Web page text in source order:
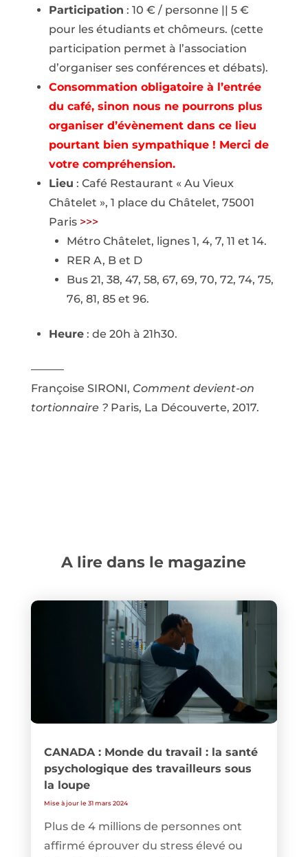
Participation : 10 € / personne || 5 €
pour les étudiants et chômeurs. (cette
participation permet à l’association
d’organiser ses conférences et débats).
Consommation obligatoire à l’entrée
du café, sinon nous ne pourrons plus
organiser d’évènement dans ce lieu
pourtant bien sympathique ! Merci de
votre compréhension.
Lieu : Café Restaurant « Au Vieux
Châtelet », 1 place du Châtelet, 75001
Paris >>>
Métro Châtelet, lignes 1, 4, 7, 11 et 14.
RER A, B et D
Bus 21, 38, 47, 58, 67, 69, 70, 72, 74, 75,
76, 81, 85 et 96.
Heure: de 20h à 21h30.
———
Françoise SIRONI, Comment devient-on
tortionnaire ?Paris, La Découverte, 2017.
A lire dans le magazine
CANADA : Monde du travail : la santé
psychologique des travailleurs sous
la loupe
Mise à jour le 31 mars 2024
Plus de 4 millions de personnes ont
affirmé éprouver du stress élevé ou